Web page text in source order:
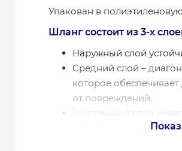
Упакован в
Шланг состоит из 3-х
Наружный слой
Средний слой –
которое
от повреждений.
Внутренний слой
образованию